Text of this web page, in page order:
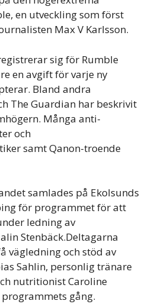
en utveckling som först
Max V Karlsson.
sig för Rumble
en avgift för varje ny
Bland andra
The Guardian har beskrivit
Många anti-
och
samt Qanon-troende
samlades på Ekolsunds
för programmet för att
ledning av
Stenbäck.Deltagarna
vägledning och stöd av
Sahlin, personlig tränare
nutritionist Caroline
gång.